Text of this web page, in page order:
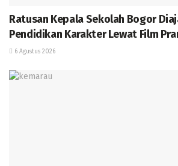
Ratusan Kepala Sekolah Bogor
Pendidikan Karakter Lewat Film
6 Agustus 2026